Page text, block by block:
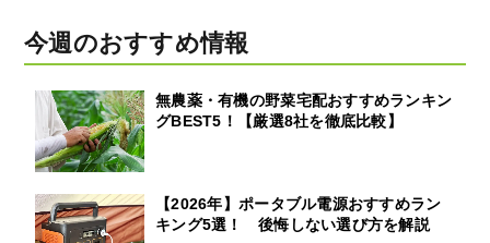
今週のおすすめ情報
無農薬・有機の野菜宅配おすすめランキン
グBEST5！【厳選8社を徹底比較】
【2026年】ポータブル電源おすすめラン
キング5選！ 後悔しない選び方を解説